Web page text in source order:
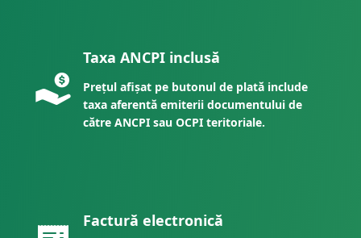
Taxa ANCPI inclusă
Prețul afișat pe butonul de plată include
taxa aferentă emiterii documentului de
către ANCPI sau OCPI teritoriale.
Factură electronică